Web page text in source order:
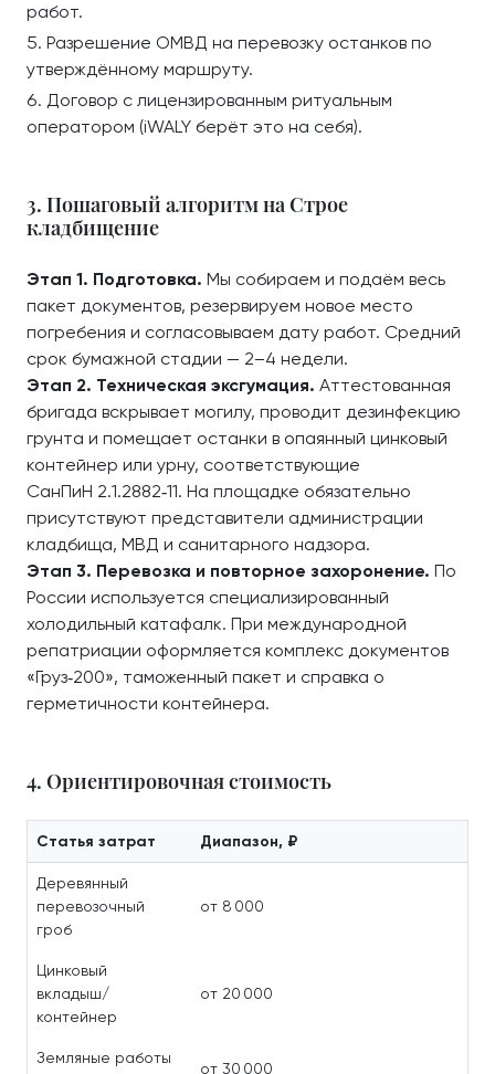
работ.
Разрешение ОМВД на перевозку останков по
утверждённому маршруту.
Договор с лицензированным ритуальным
оператором (iWALY берёт это на себя).
3. Пошаговый алгоритм на Строе
кладбищение
Этап 1. Подготовка. Мы собираем и подаём весь
пакет документов, резервируем новое место
погребения и согласовываем дату работ. Средний
срок бумажной стадии — 2–4 недели.
Этап 2. Техническая эксгумация. Аттестованная
бригада вскрывает могилу, проводит дезинфекцию
грунта и помещает останки в опаянный цинковый
контейнер или урну, соответствующие
СанПиН 2.1.2882‑11. На площадке обязательно
присутствуют представители администрации
кладбища, МВД и санитарного надзора.
Этап 3. Перевозка и повторное захоронение. По
России используется специализированный
холодильный катафалк. При международной
репатриации оформляется комплекс документов
«Груз‑200», таможенный пакет и справка о
герметичности контейнера.
4. Ориентировочная стоимость
Статья затрат Диапазон, ₽
Деревянный
перевозочный
гроб
от 8 000
Цинковый
вкладыш/
контейнер
от 20 000
Земляные работы
от 30 000